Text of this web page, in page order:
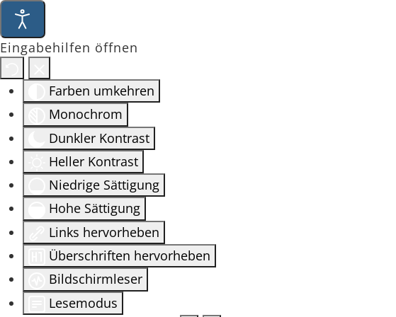
Eingabehilfen öffnen
Farben umkehren
Monochrom
Dunkler Kontrast
Heller Kontrast
Niedrige Sättigung
Hohe Sättigung
Links hervorheben
Überschriften hervorheben
Bildschirmleser
Lesemodus